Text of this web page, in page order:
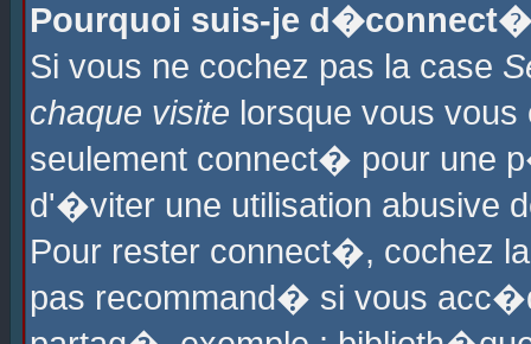
Pourquoi suis-je
Si vous ne cochez pas la case
chaque visite lorsque vous
seulement connect� pour une
d'�viter une utilisation abusive
Pour rester connect�, cochez
pas recommand� si vous